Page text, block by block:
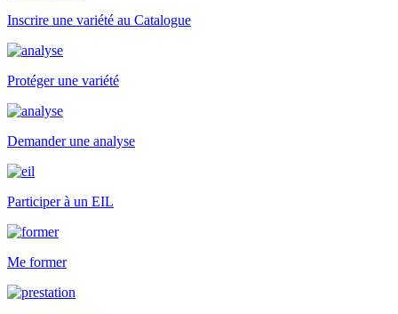
Inscrire une variété au Catalogue
Protéger une variété
Demander une analyse
Participer à un EIL
Me former